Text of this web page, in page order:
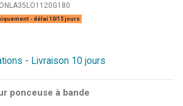
- délai 10/15 jours
- Livraison 10 jours
ponceuse à bande